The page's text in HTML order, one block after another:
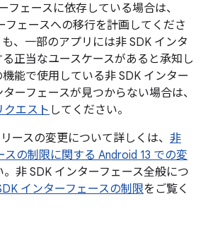
フェースに依存している場合は、
フェースへの移行を計画してくださ
、一部のアプリには非 SDK インタ
正当なユースケースがあると承知し
能で使用している非 SDK インター
ーフェースが見つからない場合は、
クエスト してください。
ースの変更について詳しくは、 非
スの制限に関する Android 13 での変
非 SDK インターフェース全般につ
インターフェースの制限をご覧く